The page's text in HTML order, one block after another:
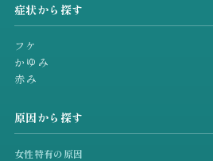
症状から探す
フケ
かゆみ
赤み
原因から探す
女性特有の原因